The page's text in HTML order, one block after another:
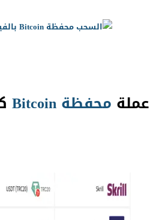
محفظة Bitcoin